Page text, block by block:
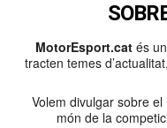
MotorEsport.cat és
tracten temes
Volem divulgar sobre
món de la